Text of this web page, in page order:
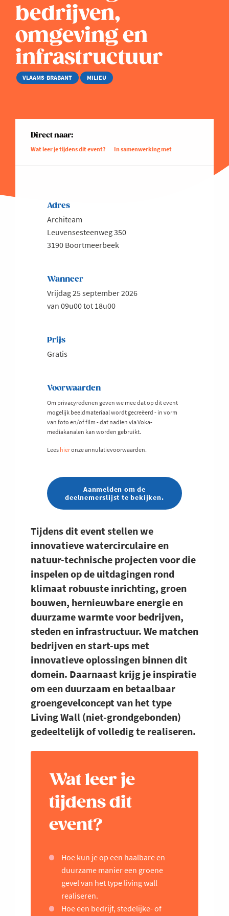
bedrijven,
omgeving en
infrastructuur
VLAAMS-BRABANT MILIEU
Direct naar:
Wat leer je tijdens dit event? In samenwerking met
Tijdens dit event stellen we
innovatieve watercirculaire en
natuur-technische projecten voor die
inspelen op de uitdagingen rond
klimaat robuuste inrichting, groen
bouwen, hernieuwbare energie en
duurzame warmte voor bedrijven,
steden en infrastructuur. We matchen
bedrijven en start-ups met
innovatieve oplossingen binnen dit
domein. Daarnaast krijg je inspiratie
om een duurzaam en betaalbaar
groengevelconcept van het type
Living Wall (niet-grondgebonden)
gedeeltelijk of volledig te realiseren.
Wat leer je
tijdens dit
event?
Hoe kun je op een haalbare en
duurzame manier een groene
gevel van het type living wall
realiseren.
Hoe een bedrijf, stedelijke- of
Adres
Architeam
Leuvensesteenweg 350
3190 Boortmeerbeek
Wanneer
Vrijdag 25 september 2026
van 09u00 tot 18u00
Prijs
Gratis
Voorwaarden
Om privacyredenen geven we mee dat op dit event
mogelijk beeldmateriaal wordt gecreëerd - in vorm
van foto en/of film - dat nadien via Voka-
mediakanalen kan worden gebruikt.
Lees hieronze annulatievoorwaarden.
Aanmelden om de
deelnemerslijst te bekijken.